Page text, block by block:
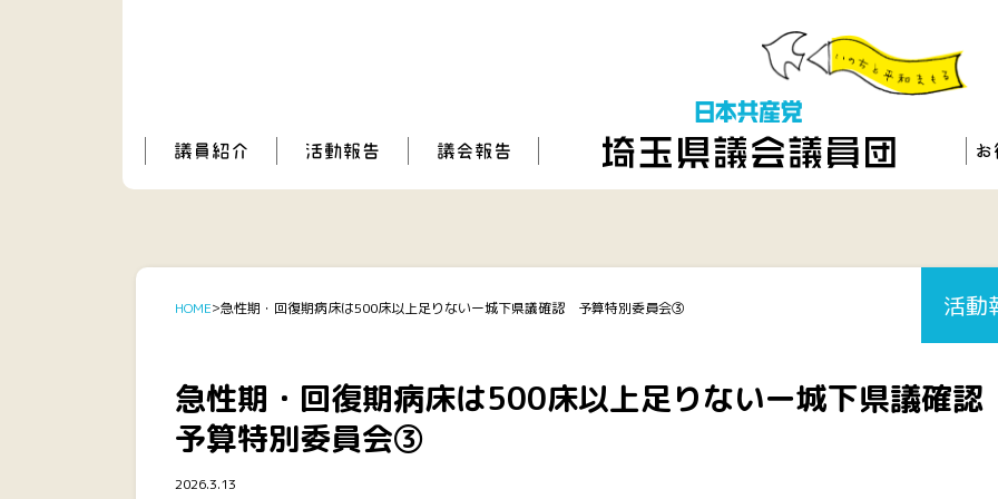
HOME 急性期・回復期病床は500床以上足りないー城下県議確認 予算特別委員会③
急性期・回復期病床は500床以上足りないー城下県議確
予算特別委員会③
2026.3.13
活動